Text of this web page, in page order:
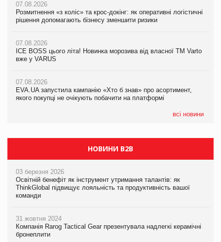
07.08.2026
Розмитнення «з коліс» та крос-докінг: як оперативні логістичні
рішення допомагають бізнесу зменшити ризики
07.08.2026
ICE BOSS цього літа! Новинка морозива від власної ТМ Varto
вже у VARUS
07.08.2026
EVA.UA запустила кампанію «Хто б знав» про асортимент,
якого покупці не очікують побачити на платформі
всі новини
07.08.2026
Розмитнення «з коліс» та крос-докінг: як оперативні логістичні
рішення допомагають бізнесу зменшити ризики
07.08.2026
ICE BOSS цього літа! Новинка морозива від власної ТМ Varto
вже у VARUS
07.08.2026
EVA.UA запустила кампанію «Хто б знав» про асортимент,
якого покупці не очікують побачити на платформі
07.08.2026
Kraft Heinz скоротила збиток у першому півріччі
Продажі Hugo Boss впали на 9%
НОВИНИ B2B
03 березня 2026
Освітній бенефіт як інструмент утримання талантів: як
ThinkGlobal підвищує лояльність та продуктивність вашої
команди
31 жовтня 2024
Компанія Rarog Tactical Gear презентувала надлегкі керамічні
бронеплити